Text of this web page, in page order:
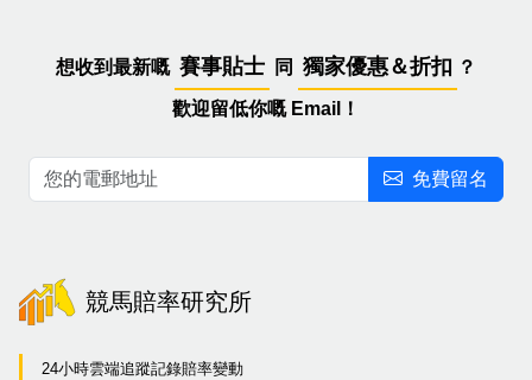
想收到最新嘅 賽事貼士 同 獨家優惠＆折扣 ？
歡迎留低你嘅 Email！
免費留名
競馬賠率研究所
24小時雲端追蹤記錄賠率變動